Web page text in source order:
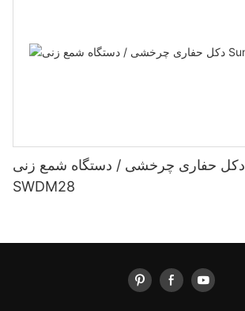
دکل حفاری چرخشی / دستگاه شمع زنی Sunward
SWDM28